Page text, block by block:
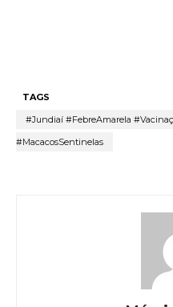
TAGS
#Jundiaí #FebreAmarela
#MacacosSentinelas